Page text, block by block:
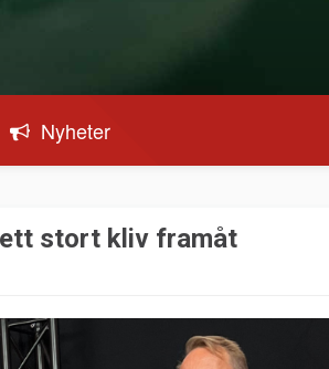
Nyheter
stort kliv framåt